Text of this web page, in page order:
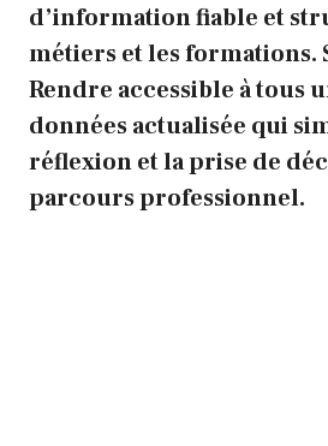
d’information fiable et
métiers et les formations.
Rendre accessible à tous
données actualisée qui
réflexion et la prise de
parcours professionnel.